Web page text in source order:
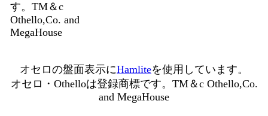
す。TM＆c
Othello,Co. and
MegaHouse
オセロの盤面表示にHamliteを使用しています。
オセロ・Othelloは登録商標です。TM＆c Othello,Co.
and MegaHouse